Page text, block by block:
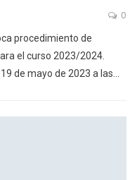
0
procedimiento de
el curso 2023/2024.
de mayo de 2023 a las…